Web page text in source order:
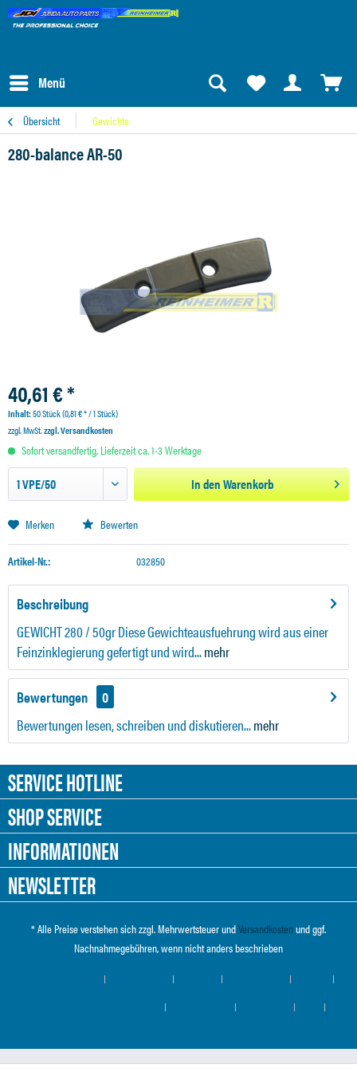
Menü
Übersicht Gewichte
280-balance AR-50
40,61 € *
Inhalt:50 Stück (0,81 € * / 1 Stück)
zzgl. MwSt.zzgl. Versandkosten
Sofort versandfertig, Lieferzeit ca. 1-3 Werktage
In denWarenkorb
Merken Bewerten
Artikel-Nr.: 032850
Beschreibung
GEWICHT 280 / 50gr Diese Gewichteausfuehrung wird aus einer
Feinzinklegierung gefertigt und wird...mehr
Bewertungen
0
Bewertungen lesen, schreiben und diskutieren...mehr
SERVICE HOTLINE
SHOP SERVICE
INFORMATIONEN
NEWSLETTER
* Alle Preise verstehen sich zzgl. Mehrwertsteuer undVersandkostenund ggf.
Nachnahmegebühren, wenn nicht anders beschrieben